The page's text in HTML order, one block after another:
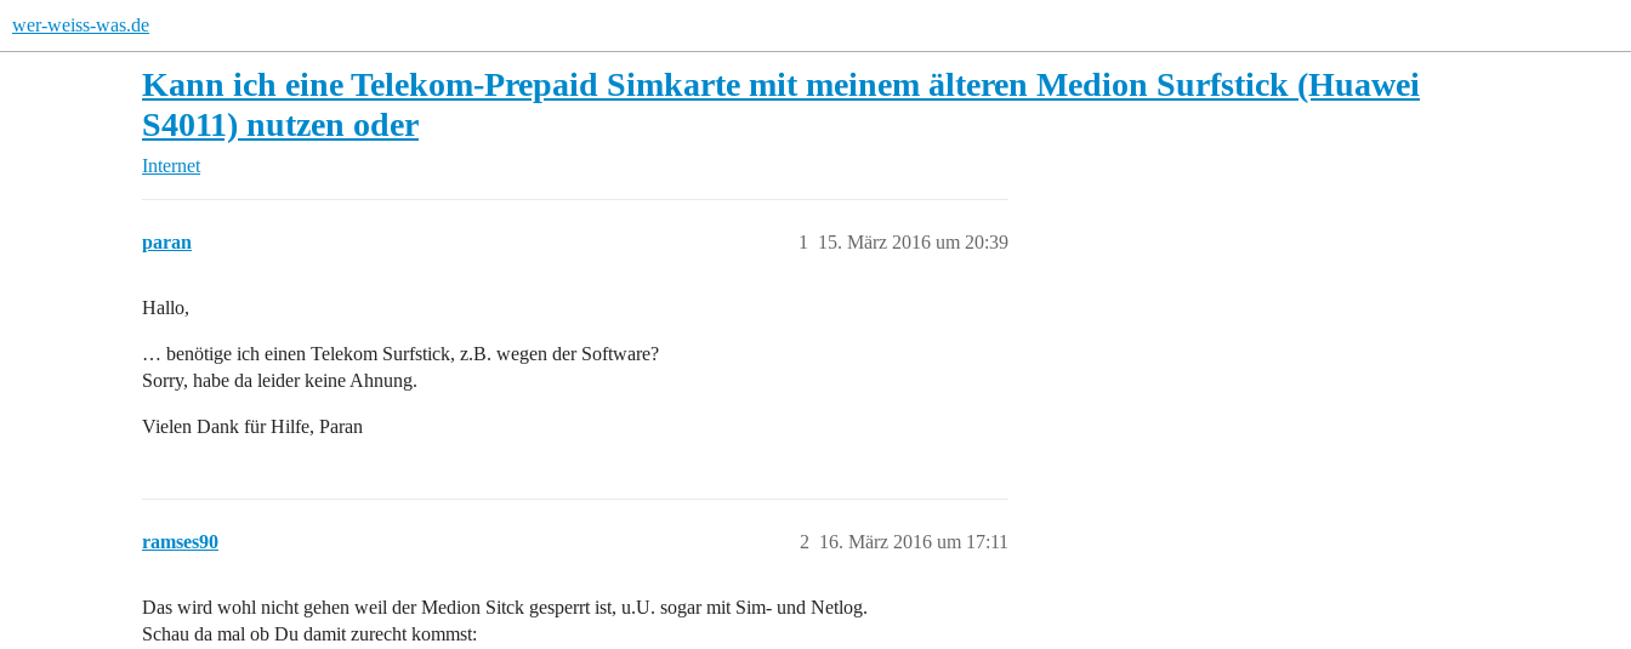
wer-weiss-was.de
Kann ich eine Telekom-Prepaid Simkarte mit meinem älteren Medion Surfstick (Huawei
S4011) nutzen oder
Internet
paran 15. März 2016 um 20:39
1
Hallo,
… benötige ich einen Telekom Surfstick, z.B. wegen der Software?
Sorry, habe da leider keine Ahnung.
Vielen Dank für Hilfe, Paran
ramses90 16. März 2016 um 17:11
2
Das wird wohl nicht gehen weil der Medion Sitck gesperrt ist, u.U. sogar mit Sim- und Netlog.
Schau da mal ob Du damit zurecht kommst: